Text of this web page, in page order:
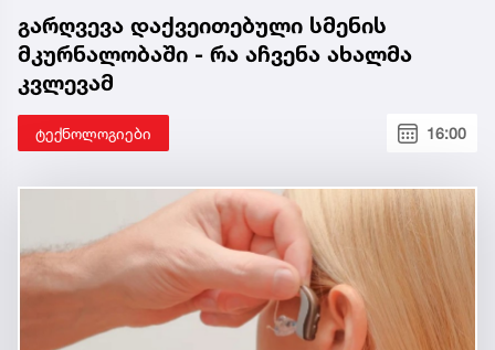
გარღვევა დაქვეითებული სმენის
მკურნალობაში - რა აჩვენა ახალმა
კვლევამ
ტექნოლოგიები 16:00